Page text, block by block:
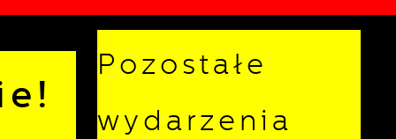
Pozostałe
wydarzenia